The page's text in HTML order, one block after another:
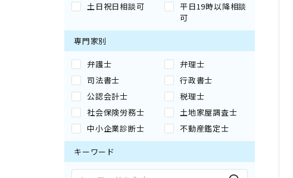
土日祝日相談可
平日19時以降相談
可
専門家別
弁護士
弁理士
司法書士
行政書士
公認会計士
税理士
社会保険労務士
土地家屋調査士
中小企業診断士
不動産鑑定士
キーワード